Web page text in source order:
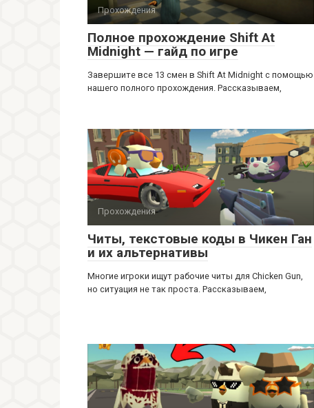
Прохождения
Полное прохождение Shift At
Midnight — гайд по игре
Завершите все 13 смен в Shift At Midnight с помощью
нашего полного прохождения. Рассказываем,
Прохождения
Читы, текстовые коды в Чикен Ган
и их альтернативы
Многие игроки ищут рабочие читы для Chicken Gun,
но ситуация не так проста. Рассказываем,